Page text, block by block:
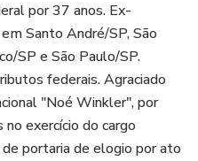
por 37 anos. Ex-
Santo André/SP, São
SP e São Paulo/SP.
federais. Agraciado
"Noé Winkler", por
exercício do cargo
portaria de elogio por ato